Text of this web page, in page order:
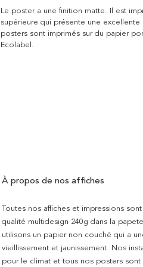
Le poster a une finition matte. Il est
supérieure qui présente une
posters sont imprimés sur du papier
Ecolabel.
À propos de nos affiches
Toutes nos affiches et impressions
qualité multidesign 240g dans la
utilisons un papier non couché qui a
vieillissement et jaunissement. Nos
pour le climat et tous nos posters